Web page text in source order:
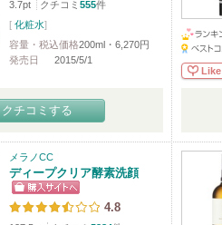
3.7pt クチコミ 555件
[ 化粧水]
容量・税込価格200ml・6,270円
発売日
2015/5/1
クチコミする
Like
メラノCC
ディープクリア酵素洗顔
4.8